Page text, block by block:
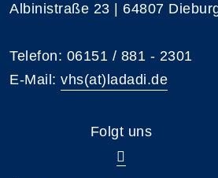
Albinistraße 23 | 64807
Telefon: 06151 / 881 - 2301
E-Mail: vhs(at)ladadi.de
Folgt uns